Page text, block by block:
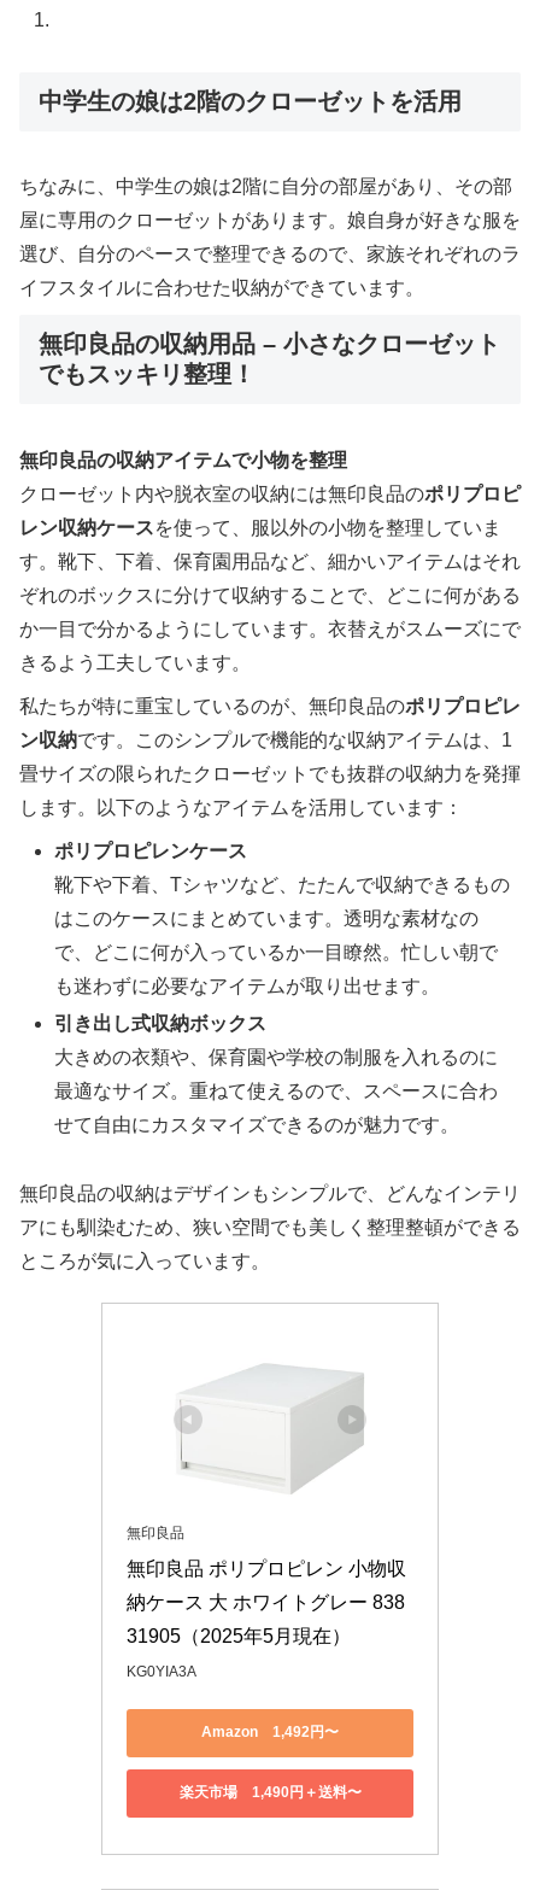
中学生の娘は2階のクローゼットを活用
ちなみに、中学生の娘は2階に自分の部屋があり、その部
屋に専用のクローゼットがあります。娘自身が好きな服を
選び、自分のペースで整理できるので、家族それぞれのラ
イフスタイルに合わせた収納ができています。
無印良品の収納用品 – 小さなクローゼット
でもスッキリ整理！
無印良品の収納アイテムで小物を整理
クローゼット内や脱衣室の収納には無印良品のポリプロピ
レン収納ケースを使って、服以外の小物を整理していま
す。靴下、下着、保育園用品など、細かいアイテムはそれ
ぞれのボックスに分けて収納することで、どこに何がある
か一目で分かるようにしています。衣替えがスムーズにで
きるよう工夫しています。
私たちが特に重宝しているのが、無印良品のポリプロピレ
ン収納です。このシンプルで機能的な収納アイテムは、1
畳サイズの限られたクローゼットでも抜群の収納力を発揮
します。以下のようなアイテムを活用しています：
ポリプロピレンケース
靴下や下着、Tシャツなど、たたんで収納できるもの
はこのケースにまとめています。透明な素材なの
で、どこに何が入っているか一目瞭然。忙しい朝で
も迷わずに必要なアイテムが取り出せます。
引き出し式収納ボックス
大きめの衣類や、保育園や学校の制服を入れるのに
最適なサイズ。重ねて使えるので、スペースに合わ
せて自由にカスタマイズできるのが魅力です。
無印良品の収納はデザインもシンプルで、どんなインテリ
アにも馴染むため、狭い空間でも美しく整理整頓ができる
ところが気に入っています。
無印良品
無印良品 ポリプロピレン 小物収
納ケース 大 ホワイトグレー 838
31905（2025年5月現在）
KG0YIA3A
Amazon 1,492円〜
楽天市場 1,490円＋送料〜